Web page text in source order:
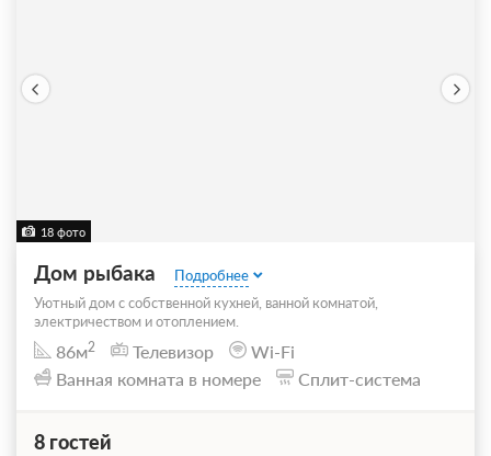
18 фото
Дом рыбака
Подробнее
Уютный дом с собственной кухней, ванной комнатой,
электричеством и отоплением.
86м2 Телевизор
Wi-Fi
Ванная комната в номере
Сплит-система
8 гостей